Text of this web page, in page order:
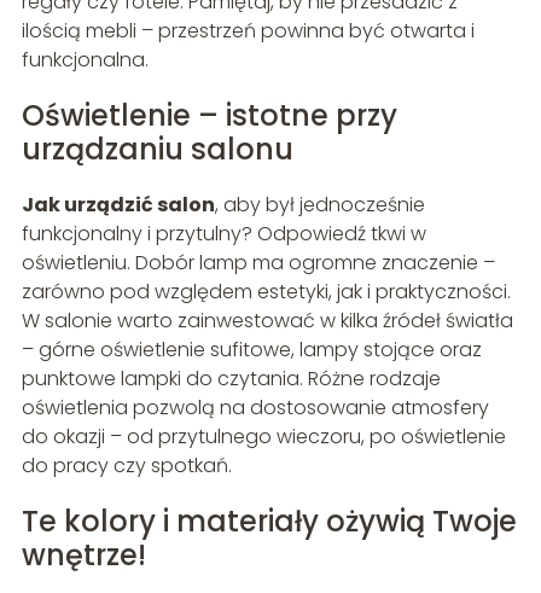
ilością mebli – przestrzeń powinna być otwarta i
funkcjonalna.
Oświetlenie – istotne przy
urządzaniu salonu
Jak urządzić salon, aby był jednocześnie
funkcjonalny i przytulny? Odpowiedź tkwi w
oświetleniu. Dobór lamp ma ogromne znaczenie –
zarówno pod względem estetyki, jak i praktyczności.
W salonie warto zainwestować w kilka źródeł światła
– górne oświetlenie sufitowe, lampy stojące oraz
punktowe lampki do czytania. Różne rodzaje
oświetlenia pozwolą na dostosowanie atmosfery
do okazji – od przytulnego wieczoru, po oświetlenie
do pracy czy spotkań.
Te kolory i materiały ożywią Twoje
wnętrze!